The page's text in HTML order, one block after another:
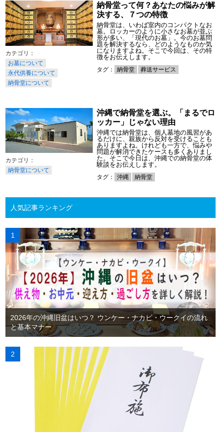
お墓について
永代供養について
納骨堂について
納骨堂って何？あなたの悩みが解
決する、７つの特徴
納骨堂は、いわば室内のコンパクトなお
墓。ロッカーのように小さなお墓が並ぶ
形が多い、「現代のお墓」。今のお墓問
題を解決するなら、どのようなものか気
になりますよね。そこで今回は、その特
徴をお伝えします。
タグ： 納骨堂 葬送サービス
納骨堂について
沖縄で納骨堂を選ぶ。「まるでロ
ッカー」じゃない理由
沖縄では納骨堂は、個人墓地の風習があ
るだけに、親族から反対を受けることも
ありますよね。けれども一方で、悩みや
問題が解消できたケースも多くありまし
た。そこで今日は、沖縄での納骨堂の体
験談をお伝えします。
タグ： 沖縄 納骨堂
人気記事ランキング
2026年の沖縄旧盆はいつ？ ウンケー・ナカビ・ウークイの流れ
と基本マナー